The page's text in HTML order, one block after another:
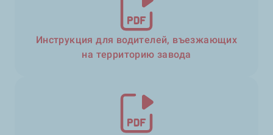
Инструкция для водителей, въезжающих
на территорию завода